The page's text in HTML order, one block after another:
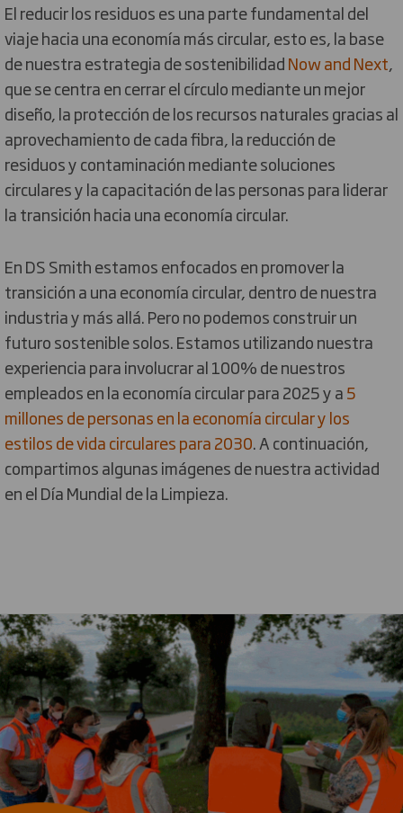
El reducir los residuos es una parte fundamental del
viaje hacia una economía más circular, esto es, la base
de nuestra estrategia de sostenibilidadNow and Next,
que se centra en cerrar el círculo mediante un mejor
diseño, la protección de los recursos naturales gracias al
aprovechamiento de cada fibra, la reducción de
residuos y contaminación mediante soluciones
circulares y la capacitación de las personas para liderar
la transición hacia una economía circular.
En DS Smith estamos enfocados en promover la
transición a una economía circular, dentro de nuestra
industria y más allá. Pero no podemos construir un
futuro sostenible solos. Estamos utilizando nuestra
experiencia para involucrar al 100% de nuestros
empleados en la economía circular para 2025 y a5
millones de personas en la economía circular y los
estilos de vida circulares para 2030. A continuación,
compartimos algunas imágenes de nuestra actividad
en el Día Mundial de la Limpieza.